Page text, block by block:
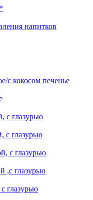
напитков
с кокосом печенье
с глазурью
с глазурью
с глазурью
,с глазурью
глазурью